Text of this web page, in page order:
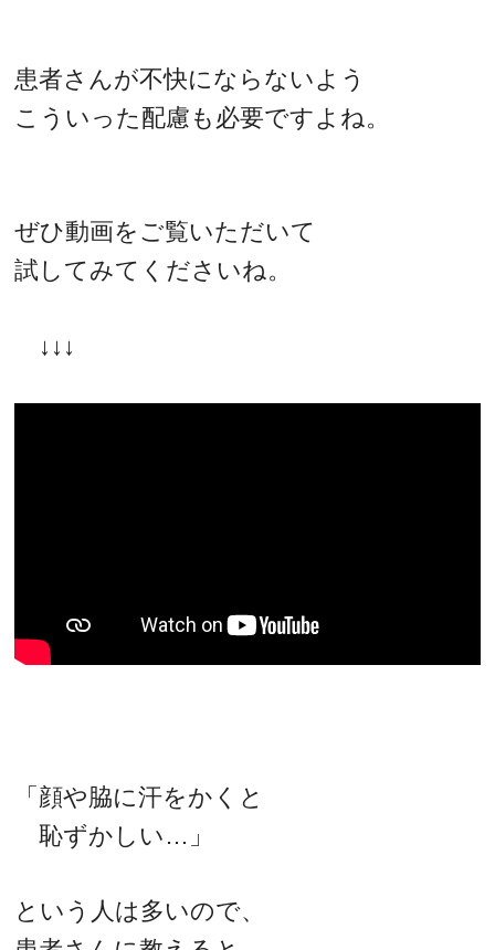
患者さんが不快にならないよう
こういった配慮も必要ですよね。
ぜひ動画をご覧いただいて
試してみてくださいね。
↓↓↓
「顔や脇に汗をかくと
恥ずかしい…」
という人は多いので、